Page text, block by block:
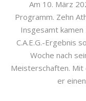
Am 10. März
Programm. Zehn
Insgesamt kamen
C.A.E.G.-Ergebnis
Woche nach
Meisterschaften. Mit
er